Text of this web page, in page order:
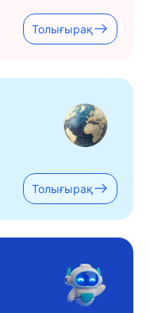
Толығырақ
Толығырақ